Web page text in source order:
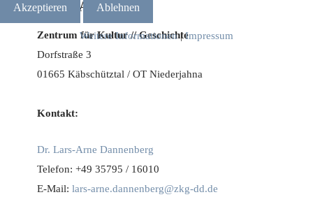
KONTAKT
Zentrum für Kultur // Geschichte
Dorfstraße 3
01665 Käbschütztal / OT Niederjahna
Kontakt:
Dr. Lars-Arne Dannenberg
Telefon: +49 35795 / 16010
E-Mail: lars-arne.dannenberg@zkg-dd.de
Akzeptieren Ablehnen
Weitere Informationen|Impressum